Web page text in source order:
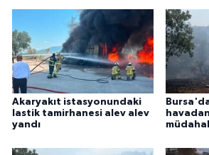
Akaryakıt istasyonundaki
lastik tamirhanesi alev alev
yandı